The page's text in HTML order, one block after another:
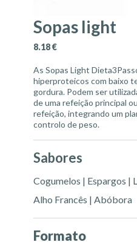
Sopas light
8.18€
As Sopas Light
hiperproteicos com baixo
gordura. Podem ser
de uma refeição principal
refeição, integrando um
controlo de peso.
Sabores
Cogumelos | Espargos |
Alho Francês | Abóbora
Formato